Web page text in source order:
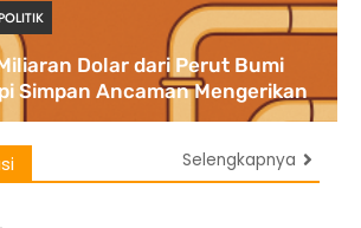
Dolar dari Perut Bumi
Simpan Ancaman Mengerikan
Selengkapnya